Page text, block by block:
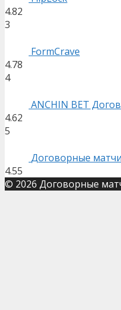
4.82
3
FormCrave
4.78
4
ANCHIN BET
4.62
5
Договорные
4.55
© 2026 Договорные